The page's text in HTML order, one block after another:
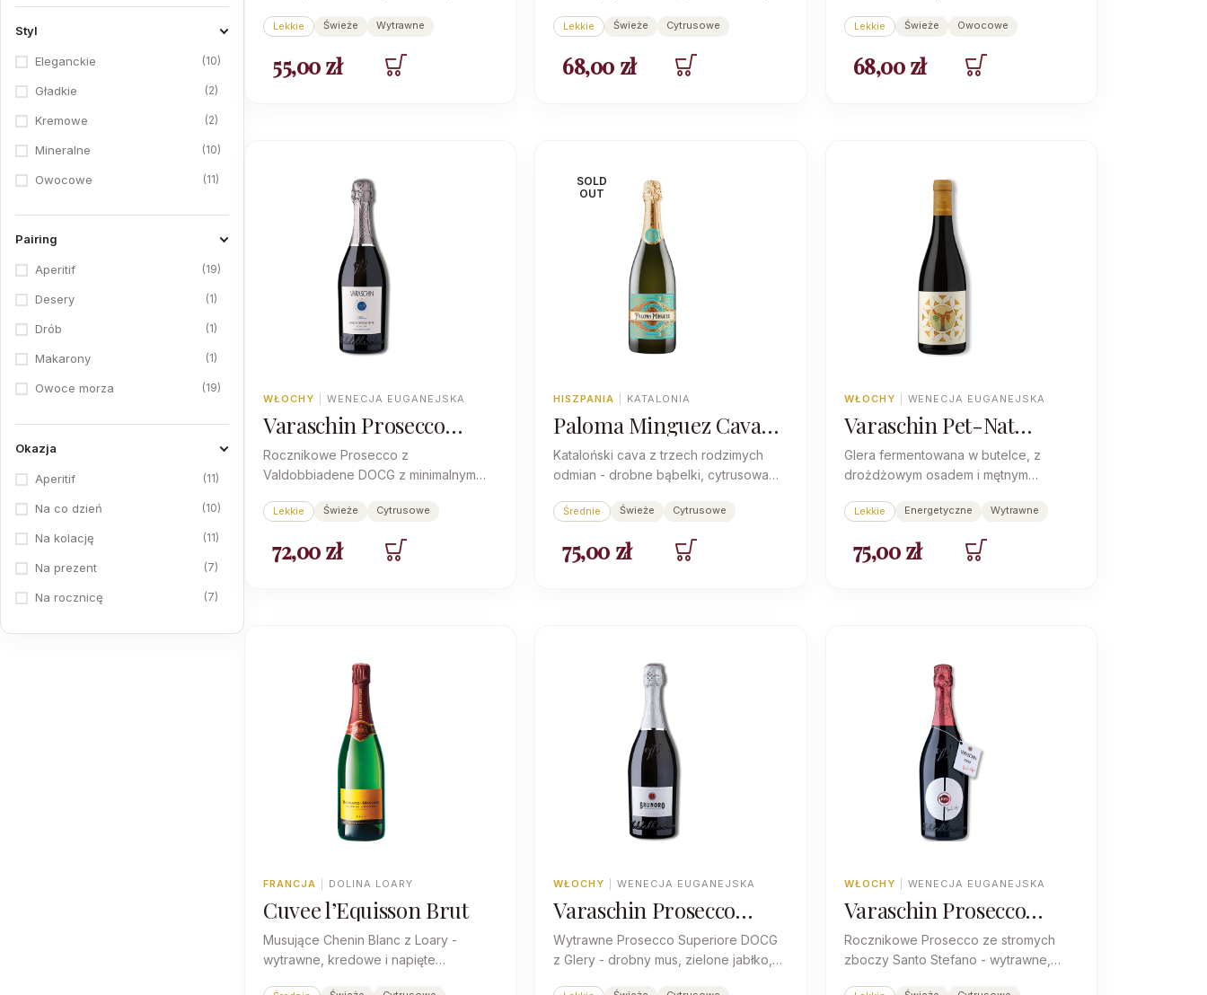
Styl
Eleganckie 10
Gładkie 2
Kremowe 2
Mineralne 10
Owocowe 11
Pairing
Aperitif 19
Desery 1
Drób 1
Makarony 1
Owoce morza 19
Sałatki
Sery 1
Sushi 18
Okazja
Aperitif 11
Na co dzień 10
Na kolację 11
Na prezent 7
Na rocznicę 7
Lekkie Świeże Wytrawne
55,00zł
Lekkie Świeże Cytrusowe
68,00 zł
powitanie gości.
Lekkie Świeże Owocowe
68,00zł
WŁOCHY WENECJA EUGANEJSKA
Varaschin Prosecco
Valdobiadene Mildose
Milessimato 2023
Rocznikowe Prosecco z
Valdobbiadene DOCG z minimalnym
drobnym i uporczywym perlage.
Lekkie Świeże Cytrusowe
72,00zł
SOLD
OUT
HISZPANIA KATALONIA
Paloma Minguez Cava
Brut
Kataloński cava z trzech rodzimych
odmian - drobne bąbelki, cytrusowa
finisz na aperitif.
Średnie Świeże Cytrusowe
75,00 zł
WŁOCHY WENECJA EUGANEJSKA
Varaschin Pet-Nat
Prosecco
Glera fermentowana w butelce, z
drożdżowym osadem i mętnym
musujące dla ciekawych nowości.
Lekkie Energetyczne Wytrawne
75,00zł
FRANCJA DOLINA LOARY
Cuvee l’Equisson Brut
Musujące Chenin Blanc z Loary -
wytrawne, kredowe i napięte
WŁOCHY WENECJA EUGANEJSKA
Varaschin Prosecco
Superiore Valdobiadene
Brunoro 2022
Wytrawne Prosecco Superiore DOCG
z Glery - drobny mus, zielone jabłko,
WŁOCHY WENECJA EUGANEJSKA
Varaschin Prosecco
ORFEO 1969
Valdobbiadene
Superiore DOCG Rive di
Rocznikowe Prosecco ze stromych
zboczy Santo Stefano - wytrawne,